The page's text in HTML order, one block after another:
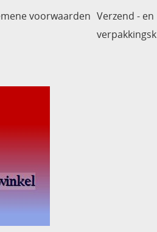
voorwaarden Verzend - en
verpakkingsk